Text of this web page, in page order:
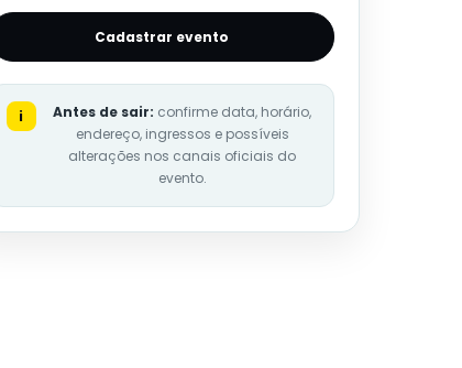
Cadastrar evento
i Antes de sair: confirme data, horário,
endereço, ingressos e possíveis
alterações nos canais oficiais do
evento.